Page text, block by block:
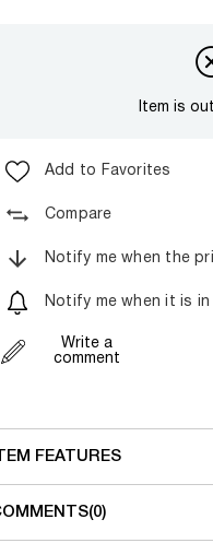
Item is
Add to Favorites
Compare
Notify me when the
Notify me when it is
Write a
comment
FEATURES
(0)